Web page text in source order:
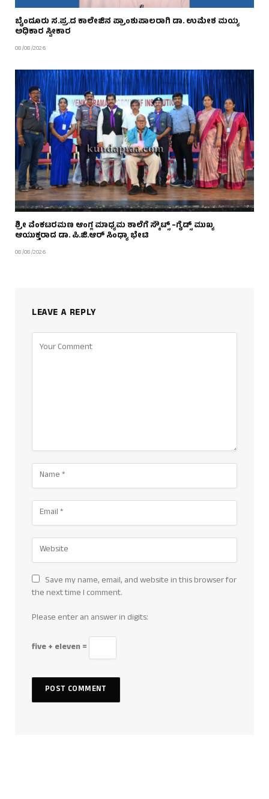
ಬೈಂದೂರು ಸ.ಪ್ರ.ದ ಕಾಲೇಜಿನ ಪ್ರಾಂಶುಪಾಲರಾಗಿ ಡಾ. ಉಮೇಶ ಮಯ್ಯ
ಅಧಿಕಾರ ಸ್ವೀಕಾರ
08/08/2026
ಶ್ರೀ ವೆಂಕಟರಮಣ ಆಂಗ್ಲ ಮಾಧ್ಯಮ ಶಾಲೆಗೆ ಸ್ಕೌಟ್ಸ್ –ಗೈಡ್ಸ್ ಮುಖ್ಯ
ಆಯುಕ್ತರಾದ ಡಾ. ಪಿ.ಜಿ.ಆರ್ ಸಿಂಧ್ಯಾ ಭೇಟಿ
08/08/2026
LEAVE A REPLY
Save my name, email, and website in this browser for
the next time I comment.
Please enter an answer in digits:
five + eleven =